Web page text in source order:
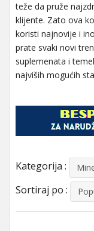
teže da pruže
klijente. Zato ova
koristi najnovije i
prate svaki novi
suplemenata i
najviših mogućih
Kategorija :
Sortiraj po :